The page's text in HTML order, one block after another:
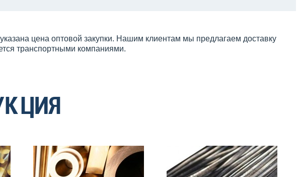
цена оптовой закупки. Нашим клиентам мы предлагаем доставку
транспортными компаниями.